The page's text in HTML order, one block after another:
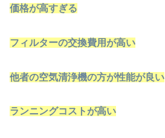
価格が高すぎる
フィルターの交換費用が高い
他者の空気清浄機の方が性能が良い
ランニングコストが高い